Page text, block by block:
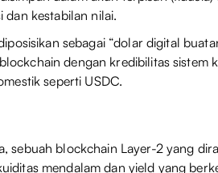
kestabilan nilai.
sebagai “dolar digital
dengan kredibilitas sistem
seperti USDC.
sebuah blockchain Layer-2 yang
mendalam dan yield yang